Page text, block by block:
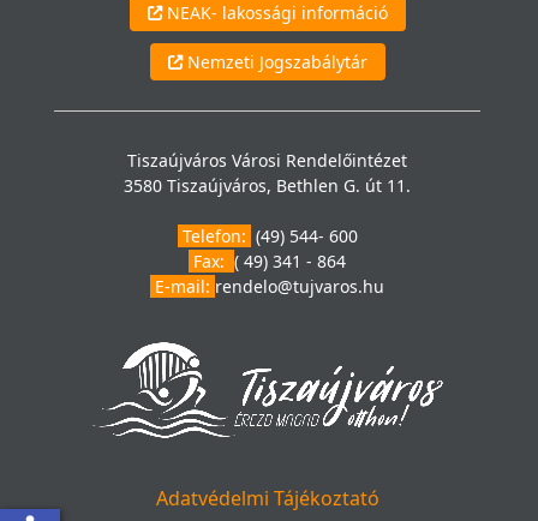
NEAK- lakossági információ
Nemzeti Jogszabálytár
Tiszaújváros Városi Rendelőintézet
3580 Tiszaújváros, Bethlen G. út 11.
Telefon: (49) 544- 600
Fax: ( 49) 341 - 864
E-mail: rendelo@tujvaros.hu
Adatvédelmi Tájékoztató